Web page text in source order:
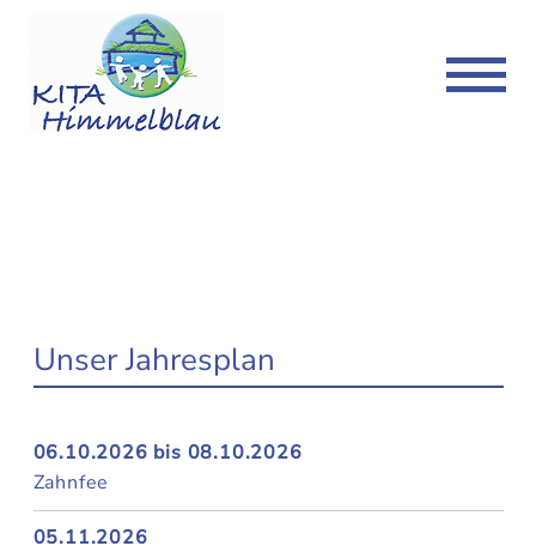
Unser Jahresplan
06.10.2026 bis 08.10.2026
Zahnfee
05.11.2026
Kita Volksdorf
Kita
Downloads
Kita Duvenstedt
Kita
Downloads